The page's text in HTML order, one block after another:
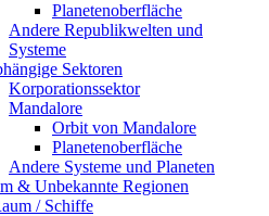
Planetenoberfläche
Andere Republikwelten und
Systeme
Sektoren
Korporationssektor
Mandalore
Orbit von Mandalore
Planetenoberfläche
Andere Systeme und Planeten
& Unbekannte Regionen
/ Schiffe